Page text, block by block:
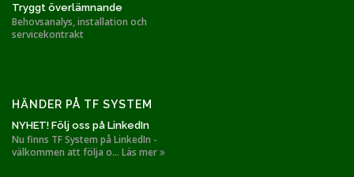
Tryggt överlämnande
Behovsanalys, installation och
servicekontrakt
HÄNDER PÅ TF SYSTEM
NYHET! Följ oss på LinkedIn
Nu finns TF System på LinkedIn -
välkommen att följa o... Läs mer